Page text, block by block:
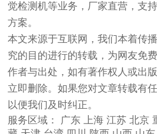
觉检测机等业务，厂家直营，支
方案。
本文来源于互联网，我们本着传
究的目的进行的转载，为网友免
作者与出处，如有著作权人或出
立即删除。如果您对文章转载有
以便我们及时纠正。
服务区域： 广东 上海 江苏 北京